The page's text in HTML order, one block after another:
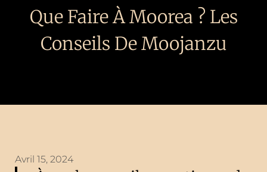
Que Faire À Moorea ? Les
Conseils De Moojanzu
Avril 15, 2024